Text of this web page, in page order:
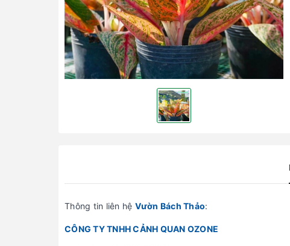
Thông tin liên hệ Vườn Bách Thảo:
CÔNG TY TNHH CẢNH QUAN OZONE